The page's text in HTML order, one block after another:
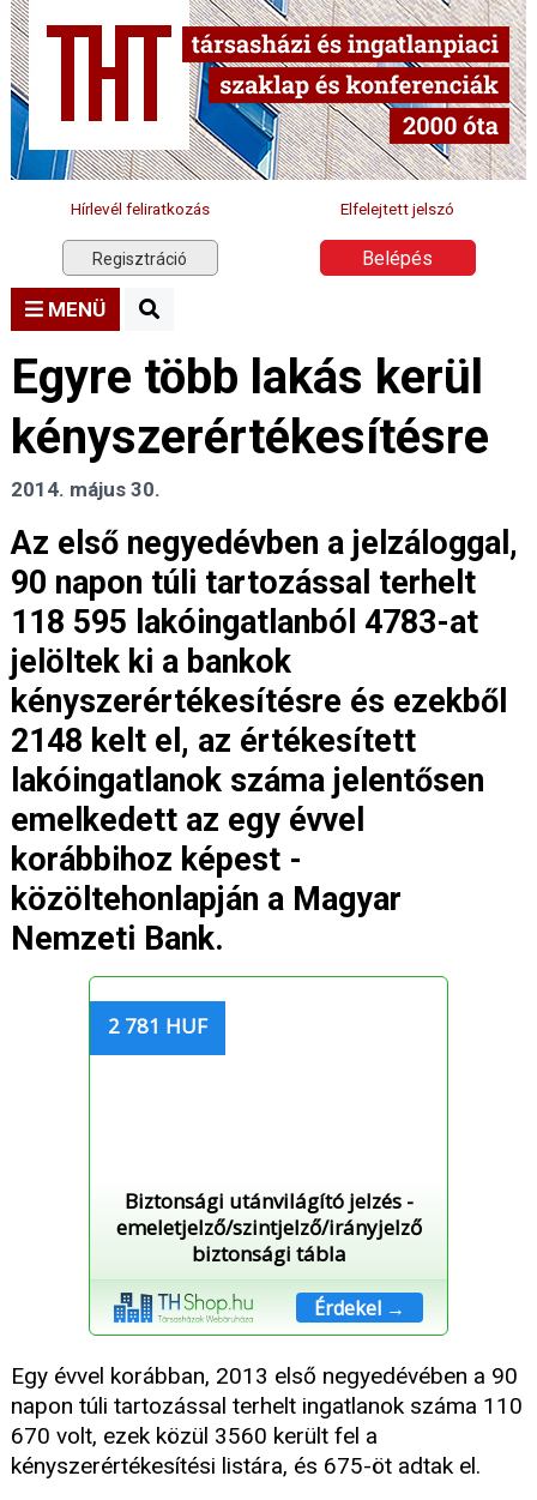
Hírlevél feliratkozás Elfelejtett jelszó
Regisztráció Belépés
MENÜ
Egyre több lakás kerül
kényszerértékesítésre
2014. május 30.
Az első negyedévben a jelzáloggal,
90 napon túli tartozással terhelt
118 595 lakóingatlanból 4783-at
jelöltek ki a bankok
kényszerértékesítésre és ezekből
2148 kelt el, az értékesített
lakóingatlanok száma jelentősen
emelkedett az egy évvel
korábbihoz képest -
közöltehonlapján a Magyar
Nemzeti Bank.
2 781 HUF
Biztonsági utánvilágító jelzés -
emeletjelző/szintjelző/irányjelző
biztonsági tábla
Érdekel →
Egy évvel korábban, 2013 első negyedévében a 90
napon túli tartozással terhelt ingatlanok száma 110
670 volt, ezek közül 3560 került fel a
kényszerértékesítési listára, és 675-öt adtak el.